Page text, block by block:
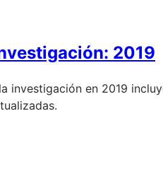
2019
investigación en 2019